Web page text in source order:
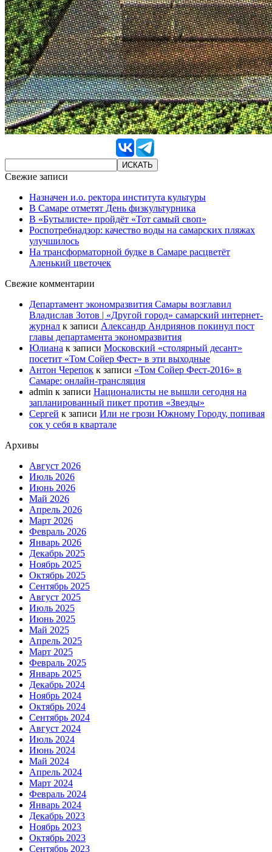
Свежие записи
Назначен и.о. ректора института культуры
В Самаре отметят День физкультурника
В «Бутылисте» пройдёт «Тот самый своп»
Роспотребнадзор: качество воды на самарских пляжах
улучшилось
На трансформаторной будке в Самаре расцветёт
Аленький цветочек
Свежие комментарии
Департамент экономразвития Самары возглавил
Владислав Зотов | «Другой город» самарский интернет-
журнал к записи Александр Андриянов покинул пост
главы департамента экономразвития
Юлиана к записи Московский «столярный десант»
посетит «Том Сойер Фест» в эти выходные
Антон Черепок к записи «Том Сойер Фест-2016» в
Самаре: онлайн-трансляция
admin к записи Националисты не вышли сегодня на
запланированный пикет против «Звезды»
Сергей к записи Или не грози Южному Городу, попивая
сок у себя в квартале
Архивы
Август 2026
Июль 2026
Июнь 2026
Май 2026
Апрель 2026
Март 2026
Февраль 2026
Январь 2026
Декабрь 2025
Ноябрь 2025
Октябрь 2025
Сентябрь 2025
Август 2025
Июль 2025
Июнь 2025
Май 2025
Апрель 2025
Март 2025
Февраль 2025
Январь 2025
Декабрь 2024
Ноябрь 2024
Октябрь 2024
Сентябрь 2024
Август 2024
Июль 2024
Июнь 2024
Май 2024
Апрель 2024
Март 2024
Февраль 2024
Январь 2024
Декабрь 2023
Ноябрь 2023
Октябрь 2023
Сентябрь 2023